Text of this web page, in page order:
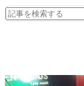
Search
for: